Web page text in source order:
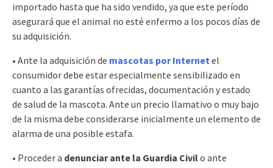
importado hasta que ha sido vendido, ya que este período
asegurará que el animal no esté enfermo a los pocos días de
su adquisición.
• Ante la adquisición de mascotas por Internetel
consumidor debe estar especialmente sensibilizado en
cuanto a las garantías ofrecidas, documentación y estado
de salud de la mascota. Ante un precio llamativo o muy bajo
de la misma debe considerarse inicialmente un elemento de
alarma de una posible estafa.
• Proceder a denunciar ante la Guardia Civilo ante